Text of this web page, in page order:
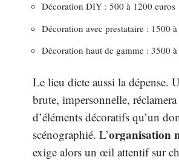
Décoration DIY : 500 à 1200 euros
Décoration avec prestataire : 1500
Décoration haut de gamme : 3500
Le lieu dicte aussi la dépense.
brute, impersonnelle,
d’éléments décoratifs qu’un
scénographié. L’organisation
exige alors un œil attentif sur